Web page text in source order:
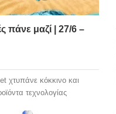
πάνε μαζί | 27/6 –
χτυπάνε κόκκινο και
τεχνολογίας